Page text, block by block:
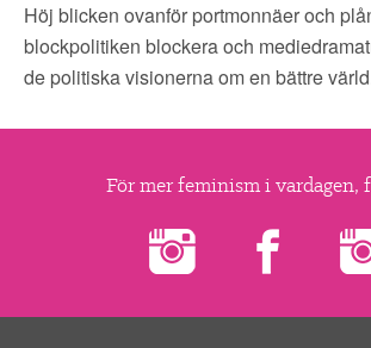
Höj blicken ovanför portmonnäer och
blockpolitiken blockera och
de politiska visionerna om en bättre
För mer feminism i vardagen,